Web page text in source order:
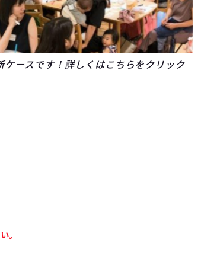
ースです！詳しくはこちらをクリック
。